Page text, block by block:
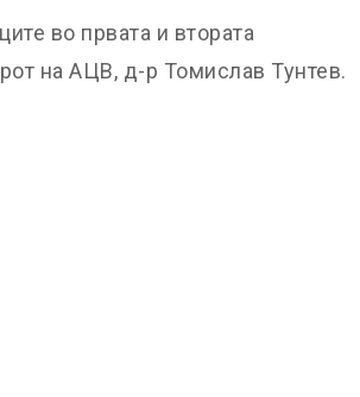
во првата и втората
на АЦВ, д-р Томислав Тунтев.